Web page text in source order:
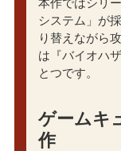
本作ではシリ
システム」が
り替えながら
は『バイオハ
とつです。
ゲームキ
作